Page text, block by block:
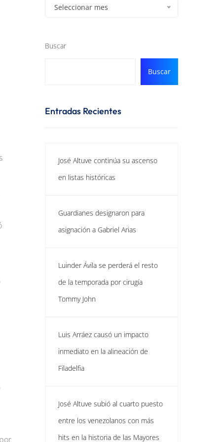
Seleccionar mes
Buscar
Buscar
Entradas Recientes
José Altuve continúa su ascenso
en listas históricas
Guardianes designaron para
asignación a Gabriel Arias
Luinder Ávila se perderá el resto
de la temporada por cirugía
Tommy John
Luis Arráez causó un impacto
inmediato en la alineación de
Filadelfia
José Altuve subió al cuarto puesto
entre los venezolanos con más
hits en la historia de las Mayores